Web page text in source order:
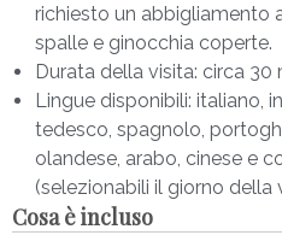
audiotour prodotti
teatrale e un tono caldo,
messaggio del committente e
tanto precisi quanto
Oltre a vivere un'esperienza
visita contribuirà a sostenere
del Capitolo di Santa Maria ad
richiesto un abbigliamento
spalle e ginocchia coperte.
Durata della visita: circa 30
Lingue disponibili: italiano,
tedesco, spagnolo,
olandese, arabo, cinese e
(selezionabili il giorno della
Cosa è incluso